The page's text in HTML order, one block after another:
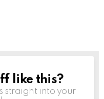
like this?
straight into your